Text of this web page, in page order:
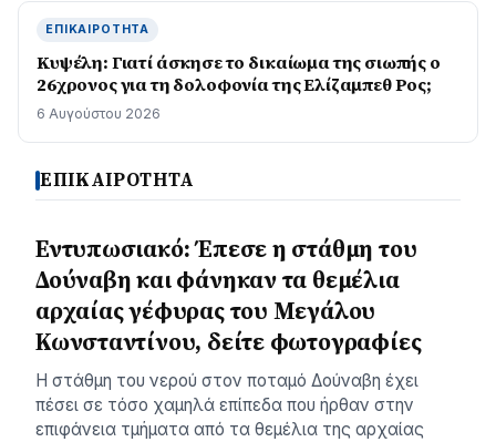
ΕΠΙΚΑΙΡΌΤΗΤΑ
Κυψέλη: Γιατί άσκησε το δικαίωμα της σιωπής ο
26χρονος για τη δολοφονία της Ελίζαμπεθ Ρος;
6 Αυγούστου 2026
ΕΠΙΚΑΙΡΟΤΗΤΑ
Εντυπωσιακό: Έπεσε η στάθμη του
Δούναβη και φάνηκαν τα θεμέλια
αρχαίας γέφυρας του Μεγάλου
Κωνσταντίνου, δείτε φωτογραφίες
Η στάθμη του νερού στον ποταμό Δούναβη έχει
πέσει σε τόσο χαμηλά επίπεδα που ήρθαν στην
επιφάνεια τμήματα από τα θεμέλια της αρχαίας